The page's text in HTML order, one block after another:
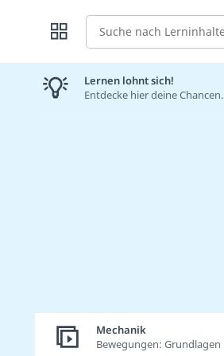
Suche
Lernen lohnt sich!
Entdecke hier deine Chancen.
Mechanik
Bewegungen: Grundlagen